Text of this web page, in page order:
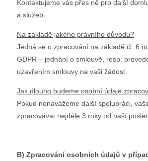
Kontaktujeme vás přes ně pro další
a služeb.
Na základě jakého právního důvodu?
Jedná se o zpracování na základě čl. 6
GDPR – jednání o smlouvě, resp.
uzavřením smlouvy na vaši žádost.
Jak dlouho budeme osobní údaje
Pokud nenavážeme další spolupráci,
zpracovávat nejdéle 3 roky od naší
B) Zpracování osobních údajů v